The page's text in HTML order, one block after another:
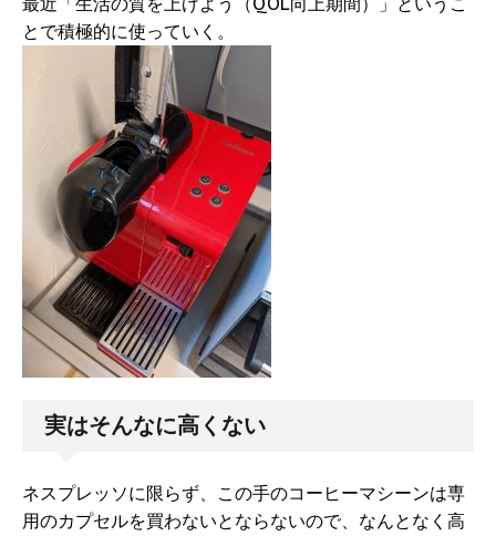
とで積極的に使っていく。
実はそんなに高くない
ネスプレッソに限らず、この手のコーヒーマシーンは専
用のカプセルを買わないとならないので、なんとなく高